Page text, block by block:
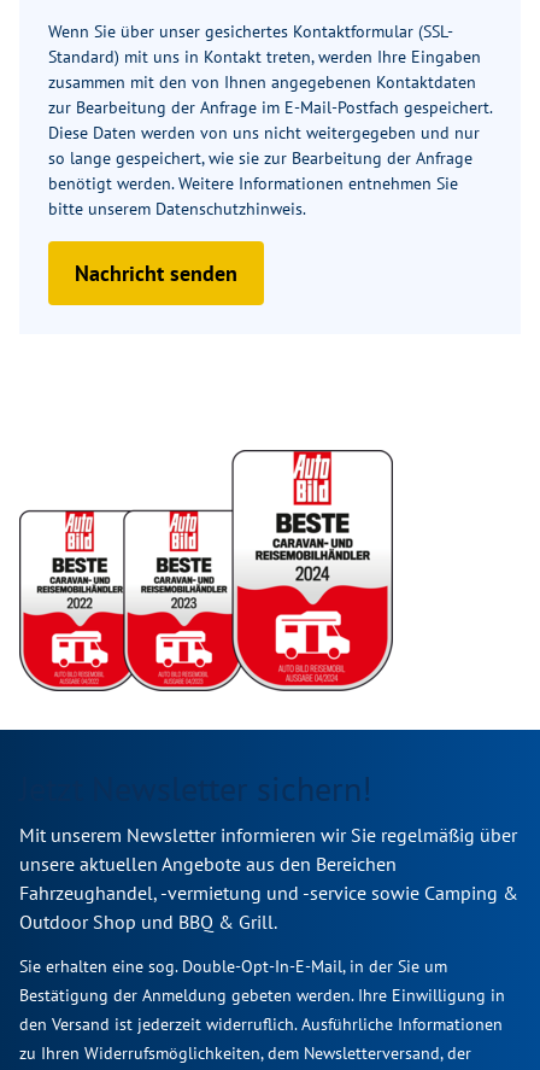
Wenn Sie über unser gesichertes Kontaktformular (SSL-
Standard) mit uns in Kontakt treten, werden Ihre Eingaben
zusammen mit den von Ihnen angegebenen Kontaktdaten
zur Bearbeitung der Anfrage im E-Mail-Postfach gespeichert.
Diese Daten werden von uns nicht weitergegeben und nur
so lange gespeichert, wie sie zur Bearbeitung der Anfrage
benötigt werden. Weitere Informationen entnehmen Sie
bitte unserem Datenschutzhinweis.
Nachricht senden
Jetzt Newsletter sichern!
Mit unserem Newsletter informieren wir Sie regelmäßig über
unsere aktuellen Angebote aus den Bereichen
Fahrzeughandel, -vermietung und -service sowie Camping &
Outdoor Shop und BBQ & Grill.
Sie erhalten eine sog. Double-Opt-In-E-Mail, in der Sie um
Bestätigung der Anmeldung gebeten werden. Ihre Einwilligung in
den Versand ist jederzeit widerruflich. Ausführliche Informationen
zu Ihren Widerrufsmöglichkeiten, dem Newsletterversand, der